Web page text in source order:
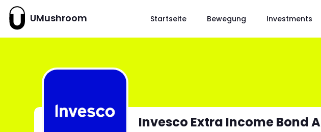
UMushroom Startseite Bewegung Investments
Invesco Extra Income Bond A